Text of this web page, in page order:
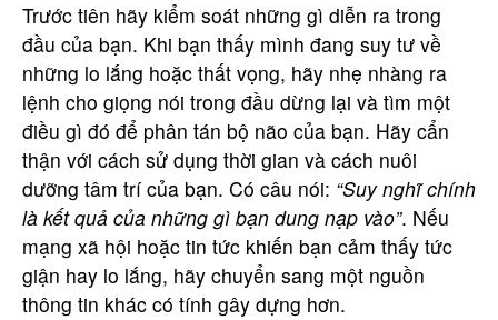
Trước tiên hãy kiểm soát những gì diễn ra trong
đầu của bạn. Khi bạn thấy mình đang suy tư về
những lo lắng hoặc thất vọng, hãy nhẹ nhàng ra
lệnh cho giọng nói trong đầu dừng lại và tìm một
điều gì đó để phân tán bộ não của bạn. Hãy cẩn
thận với cách sử dụng thời gian và cách nuôi
dưỡng tâm trí của bạn. Có câu nói: “Suy nghĩ chính
là kết quả của những gì bạn dung nạp vào”. Nếu
mạng xã hội hoặc tin tức khiến bạn cảm thấy tức
giận hay lo lắng, hãy chuyển sang một nguồn
thông tin khác có tính gây dựng hơn.